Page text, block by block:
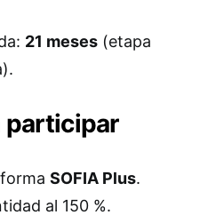
21 meses (etapa
participar
SOFIA Plus.
al 150 %.